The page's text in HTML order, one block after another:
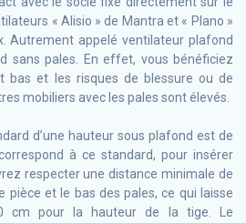
« Alisio » de Mantra et « Plano »
Autrement appelé ventilateur plafond
sans pales. En effet, vous bénéficiez
bas et les risques de blessure ou de
mobiliers avec les pales sont élevés.
d’une hauteur sous plafond est de
à ce standard, pour insérer
respecter une distance minimale de
pièce et le bas des pales, ce qui laisse
cm pour la hauteur de la tige. Le